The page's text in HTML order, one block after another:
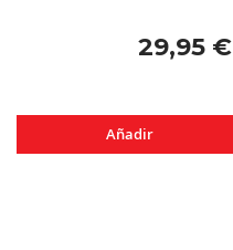
29,95 €
Añadir